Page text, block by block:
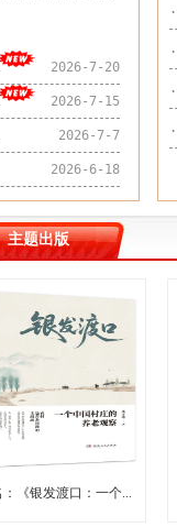
2026-7-20
2026-7-15
2026-7-7
2026-6-18
·
·
·
·
主题出版
：《银发渡口：一个...